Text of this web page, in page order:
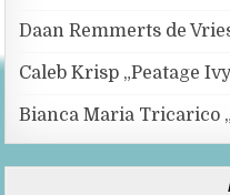
Daan Remmerts de
Caleb Krisp „Peatage
Bianca Maria Tricarico